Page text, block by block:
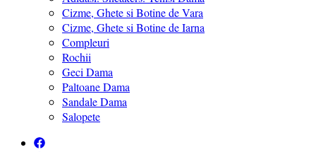
Cizme, Ghete si Botine de Vara
Cizme, Ghete si Botine de Iarna
Compleuri
Rochii
Geci Dama
Paltoane Dama
Sandale Dama
Salopete